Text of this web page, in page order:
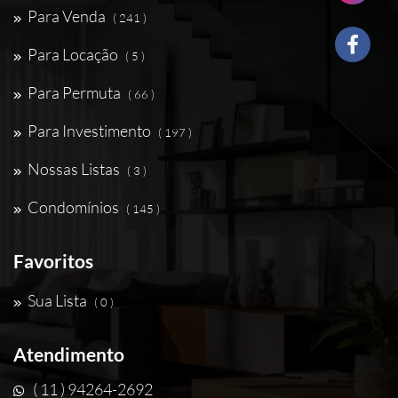
Para Venda ( 241 )
Para Locação ( 5 )
Para Permuta ( 66 )
Para Investimento ( 197 )
Nossas Listas ( 3 )
Condomínios ( 145 )
Favoritos
Sua Lista ( 0 )
Atendimento
( 11 ) 94264-2692